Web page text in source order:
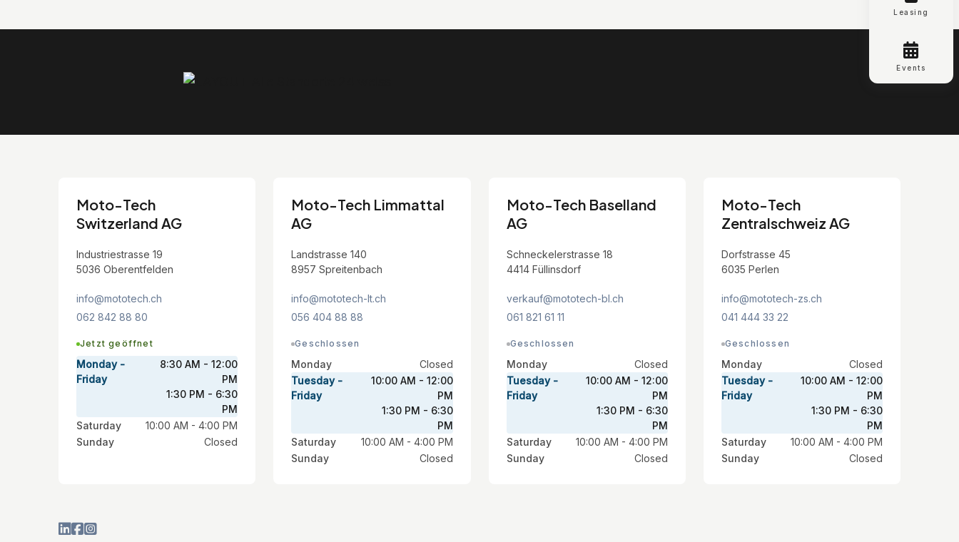
Moto-Tech
Switzerland AG
Industriestrasse 19
5036 Oberentfelden
info@mototech.ch
062 842 88 80
Jetzt geöffnet
Monday -
Friday
8:30 AM - 12:00
PM
1:30 PM - 6:30
PM
Saturday
10:00 AM - 4:00 PM
Sunday
Closed
Moto-Tech Limmattal
AG
Landstrasse 140
8957 Spreitenbach
info@mototech-lt.ch
056 404 88 88
Geschlossen
Monday
Closed
Tuesday -
Friday
10:00 AM - 12:00
PM
1:30 PM - 6:30
PM
Saturday
10:00 AM - 4:00 PM
Sunday
Closed
Moto-Tech Baselland
AG
Schneckelerstrasse 18
4414 Füllinsdorf
verkauf@mototech-bl.ch
061 821 61 11
Geschlossen
Monday
Closed
Tuesday -
Friday
10:00 AM - 12:00
PM
1:30 PM - 6:30
PM
Saturday
10:00 AM - 4:00 PM
Sunday
Closed
Moto-Tech
Zentralschweiz AG
Dorfstrasse 45
6035 Perlen
info@mototech-zs.ch
041 444 33 22
Geschlossen
Monday
Closed
Tuesday -
Friday
10:00 AM - 12:00
PM
1:30 PM - 6:30
PM
Saturday
10:00 AM - 4:00 PM
Sunday
Closed
Leasing
Events